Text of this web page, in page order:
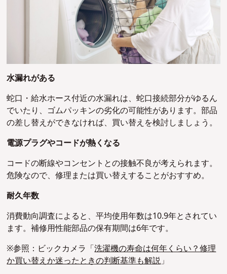
水漏れがある
蛇口・給水ホース付近の水漏れは、蛇口接続部分がゆるん
でいたり、ゴムパッキンの劣化の可能性があります。部品
の差し替えができなければ、買い替えを検討しましょう。
電源プラグやコードが熱くなる
コードの断線やコンセントとの接触不良が考えられます。
危険なので、修理または買い替えすることがおすすめ。
耐久年数
消費動向調査によると、平均使用年数は10.9年とされてい
ます。補修用性能部品の保有期間は6年です。
※参照：ビックカメラ「洗濯機の寿命は何年くらい？修理
か買い替えか迷ったときの判断基準も解説」